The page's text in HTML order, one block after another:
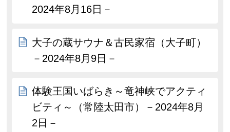
2024年8月16日－
大子の蔵サウナ＆古民家宿（大子町）
－2024年8月9日－
体験王国いばらき～竜神峡でアクティ
ビティ～（常陸太田市）－2024年8月
2日－